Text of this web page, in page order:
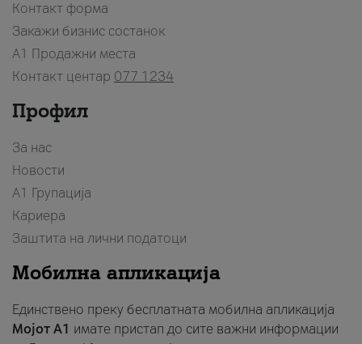
Контакт форма
Закажи бизнис состанок
A1 Продажни места
Контакт центар 077 1234
Профил
За нас
Новости
А1 Групација
Кариера
Заштита на лични податоци
Мобилна апликација
Единствено преку бесплатната мобилна апликација
Мојот A1 имате пристап до сите важни информации